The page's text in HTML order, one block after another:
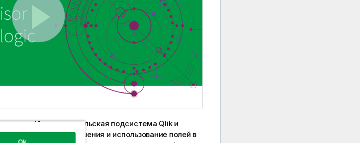
наИсследовательская подсистема Qlikи
понимать отношения и использование полей в